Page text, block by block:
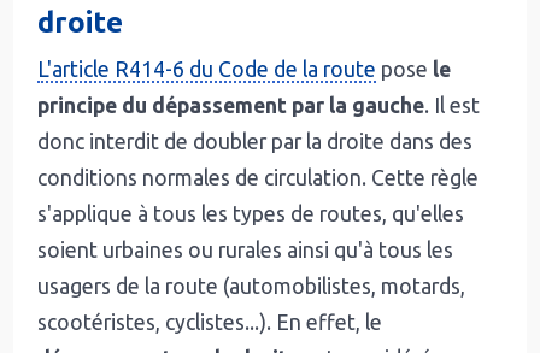
droite
L'article R414-6 du Code de la route pose le
principe du dépassement par la gauche. Il est
donc interdit de doubler par la droite dans des
conditions normales de circulation. Cette règle
s'applique à tous les types de routes, qu'elles
soient urbaines ou rurales ainsi qu'à tous les
usagers de la route (automobilistes, motards,
scootéristes, cyclistes...). En effet, le